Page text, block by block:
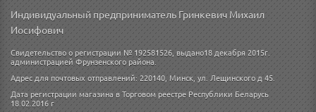
Индивидуальный предприниматель Гринкевич Михаил
Иосифович
Свидетельство о регистрации № 192581526, выдано18 декабря 2015г.
администрацией Фрунзенского района.
Адрес для почтовых отправлений: 220140, Минск, ул. Лещинского д 45.
Дата регистрации магазина в Торговом реестре Республики Беларусь
18.02.2016 г